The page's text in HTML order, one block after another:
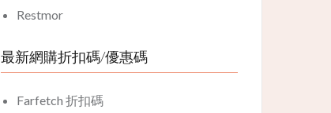
Restmor
最新網購折扣碼/優惠碼
Farfetch 折扣碼